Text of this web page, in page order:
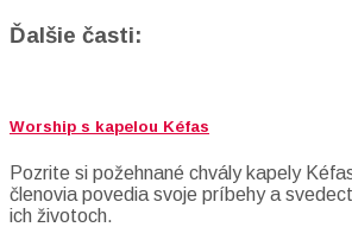
Ďalšie časti:
Worship s kapelou Kéfas
Pozrite si požehnané chvály kapely
členovia povedia svoje príbehy a
ich životoch.